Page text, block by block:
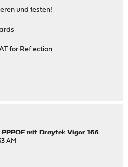
und testen!
for Reflection
PPPOE mit Draytek Vigor 166
AM